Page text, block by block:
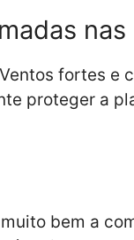
fortes
proteger a
bem a